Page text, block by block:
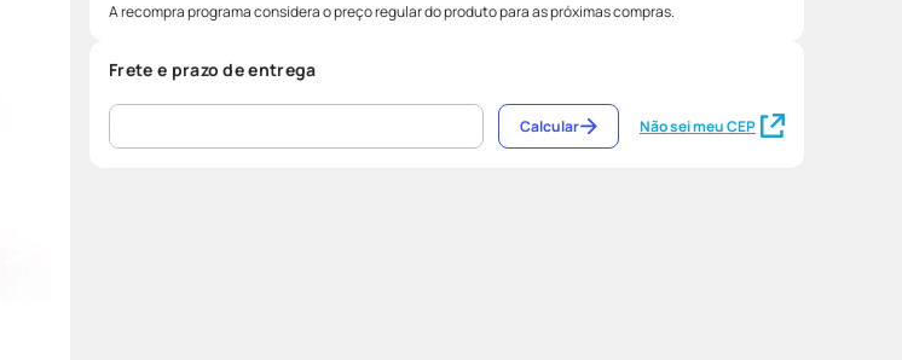
A recompra programa considera o preço regular do produto para as próximas compras.
Frete e prazo de entrega
Não sei meu CEP
Calcular